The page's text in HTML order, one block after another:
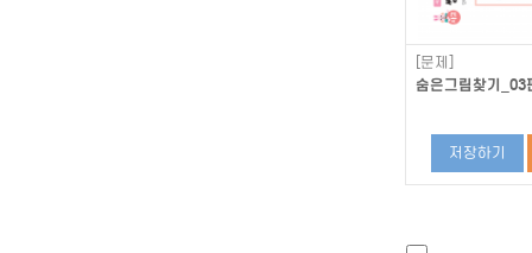
[문제]
숨은그림찾기_03
저장하기